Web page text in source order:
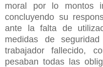
moral por lo montos
concluyendo su
ante la falta de
medidas de
trabajador fallecido,
pesaban todas las